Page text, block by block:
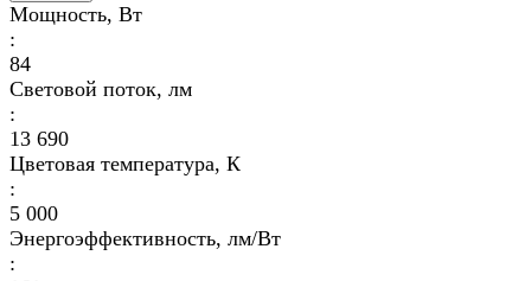
Мощность, Вт
:
84
Световой поток, лм
:
13 690
Цветовая температура, К
:
5 000
Энергоэффективность, лм/Вт
: